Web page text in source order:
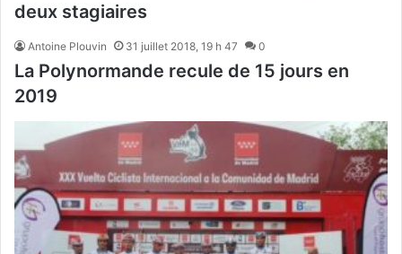
deux stagiaires
Antoine Plouvin 31 juillet 2018, 19 h 47 0
La Polynormande recule de 15 jours en
2019